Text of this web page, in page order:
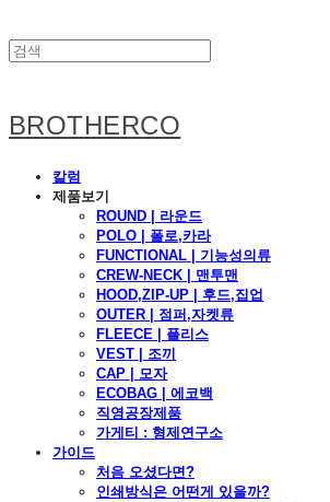
BROTHERCO
칼럼
제품보기
ROUND | 라운드
POLO | 폴로,카라
FUNCTIONAL | 기능성의류
CREW-NECK | 맨투맨
HOOD,ZIP-UP | 후드,집업
OUTER | 점퍼,자켓류
FLEECE | 플리스
VEST | 조끼
CAP | 모자
ECOBAG | 에코백
직영공장제품
가게티 : 형제연구소
가이드
처음 오셨다면?
인쇄방식은 어떤게 있을까?